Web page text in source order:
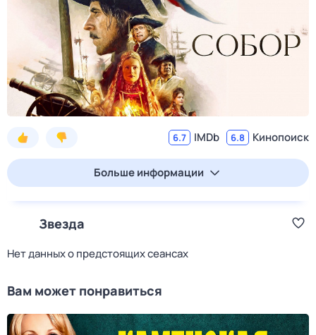
6.7 IMDb 6.8 Кинопоиск
Больше информации
Звезда
Нет данных о предстоящих сеансах
Вам может понравиться